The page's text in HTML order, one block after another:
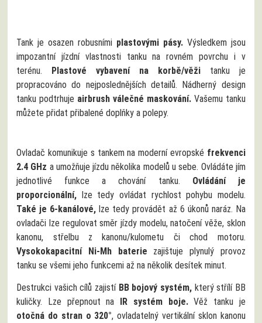
Tank je osazen robusními plastovými pásy.Výsledkem jsou
impozantní jízdní vlastnosti tanku na rovném povrchu i v
terénu. Plastové vybavení na korbě/věžitanku je
propracováno do nejposlednějších detailů. Nádherný design
tanku podtrhuje airbrush válečné maskování.Vašemu tanku
můžete přidat přibalené doplňky a polepy.
Ovladač komunikuje s tankem na moderní evropské frekvenci
2.4 GHz a umožňuje jízdu několika modelů u sebe. Ovládáte jím
jednotlivé funkce a chování tanku. Ovládání je
proporcionální, lze tedy ovládat rychlost pohybu modelu.
Také je 6-kanálové, lze tedy provádět až 6 úkonů naráz. Na
ovladači lze regulovat směr jízdy modelu, natočení věže, sklon
kanonu, střelbu z kanonu/kulometu či chod motoru.
Vysokokapacitní Ni-Mh baterie zajištuje plynulý provoz
tanku se všemi jeho funkcemi až na několik desítek minut.
Destrukci vašich cílů zajistíBB bojový systém,který střílí BB
kuličky. Lze přepnout na IR systém boje.Věž tanku je
otočná do stran o 320°, ovladatelný vertikální sklon kanonu